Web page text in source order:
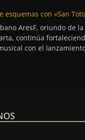
esquemas con «San
AresF, oriundo de
continúa
con el